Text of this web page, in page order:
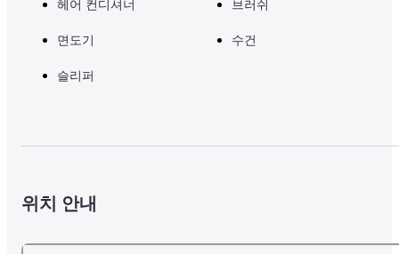
헤어 컨디셔너 브러쉬
면도기 수건
슬리퍼
위치 안내